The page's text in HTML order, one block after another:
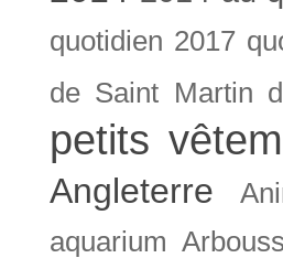
quotidien 2017
de Saint Martin
petits
Angleterre
aquarium